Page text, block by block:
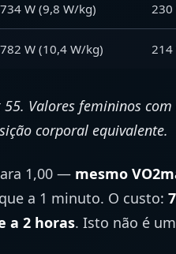
734 W (9,8 W/kg) 230
782 W (10,4 W/kg) 214
Valores femininos
corporal equivalente.
1,00 — mesmo
a 1 minuto. O custo:
a 2 horas. Isto não é